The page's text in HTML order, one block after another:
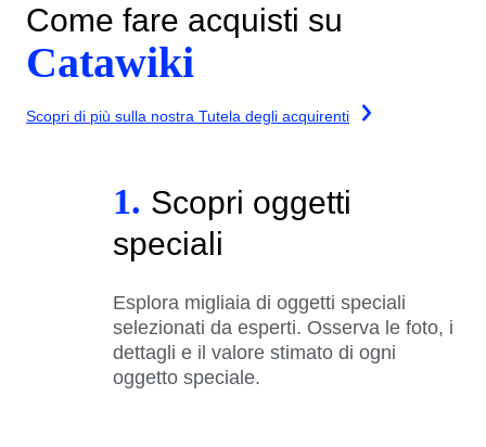
Come fare acquisti su
Catawiki
Scopri di più sulla nostra Tutela degli acquirenti
1. Scopri oggetti
speciali
Esplora migliaia di oggetti speciali
selezionati da esperti. Osserva le foto, i
dettagli e il valore stimato di ogni
oggetto speciale.